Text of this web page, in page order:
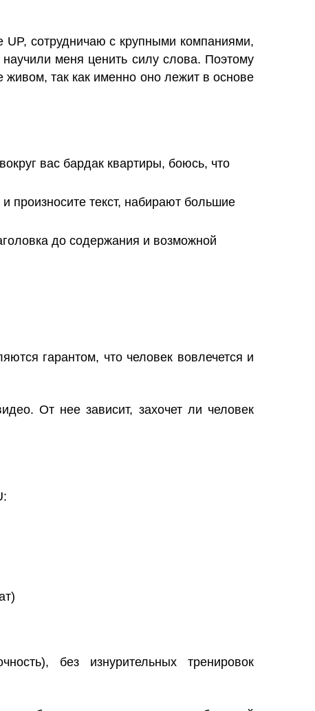
сотрудничаю с крупными компаниями,
меня ценить силу слова. Поэтому
так как именно оно лежит в основе
вас бардак квартиры, боюсь, что
текст, набирают большие
до содержания и возможной
гарантом, что человек вовлечется и
От нее зависит, захочет ли человек
без изнурительных тренировок